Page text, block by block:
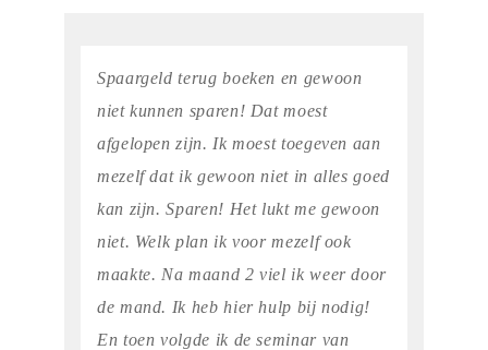
Spaargeld terug boeken en gewoon
niet kunnen sparen! Dat moest
afgelopen zijn. Ik moest toegeven aan
mezelf dat ik gewoon niet in alles goed
kan zijn. Sparen! Het lukt me gewoon
niet. Welk plan ik voor mezelf ook
maakte. Na maand 2 viel ik weer door
de mand. Ik heb hier hulp bij nodig!
En toen volgde ik de seminar van